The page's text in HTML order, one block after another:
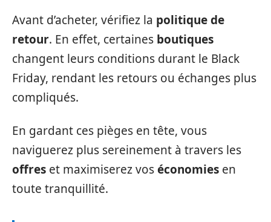
Avant d’acheter, vérifiez la politique de
retour. En effet, certaines boutiques
changent leurs conditions durant le Black
Friday, rendant les retours ou échanges plus
compliqués.
En gardant ces pièges en tête, vous
naviguerez plus sereinement à travers les
offres et maximiserez voséconomies en
toute tranquillité.